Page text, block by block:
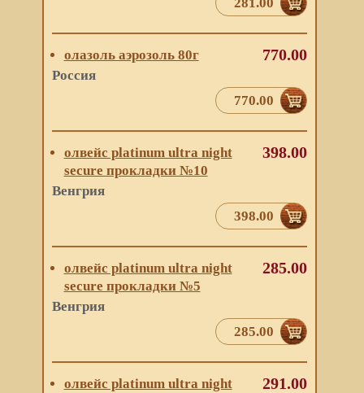
олазоль аэрозоль 80г
Россия
770.00
770.00
олвейс platinum ultra night
secure прокладки №10
Венгрия
398.00
398.00
олвейс platinum ultra night
secure прокладки №5
Венгрия
285.00
285.00
олвейс platinum ultra night
291.00